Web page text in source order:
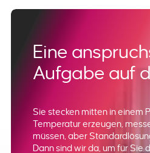
Eine
Aufgabe auf
Sie stecken mitten in einem
Temperatur erzeugen,
müssen, aber
Dann sind wir da, um für Sie